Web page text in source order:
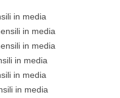
in media
in media
in media
in media
in media
in media